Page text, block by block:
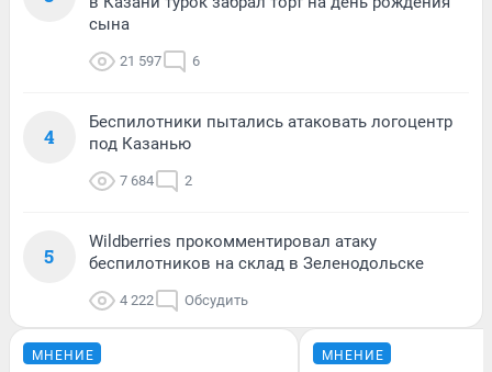
сына
21 597 6
4
Беспилотники пытались атаковать логоцентр
под Казанью
7 684 2
5
Wildberries прокомментировал атаку
беспилотников на склад в Зеленодольске
4 222 Обсудить
МНЕНИЕ МНЕНИЕ